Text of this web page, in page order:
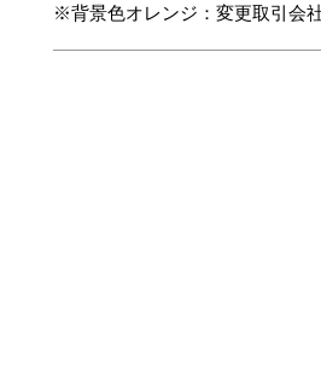
※背景色オレンジ：変更取引会